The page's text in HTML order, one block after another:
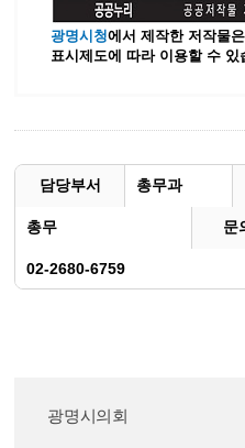
광명시청에서 제작한 저작물은
표시제도에 따라 이용할 수 있
담당부서 총무과
총무 문
02-2680-6759
광명시의회